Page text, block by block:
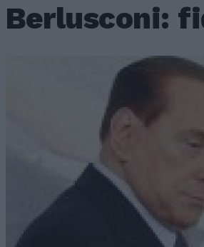
Berlusconi: